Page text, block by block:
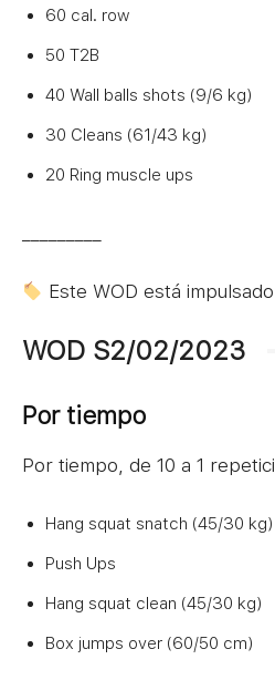
60 cal. row
50 T2B
40 Wall balls shots (9/6 kg)
30 Cleans (61/43 kg)
20 Ring muscle ups
Este WOD está
WOD S2/02/2023
Por tiempo
Por tiempo, de 10 a 1
Hang squat snatch (45/30 kg)
Push Ups
Hang squat clean (45/30 kg)
Box jumps over (60/50 cm)